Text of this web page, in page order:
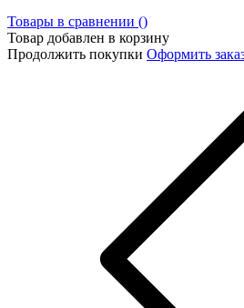
Товары в сравнении ()
Товар добавлен в корзину
Продолжить покупки Оформить